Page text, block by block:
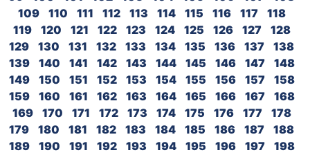
109
110 111 112 113 114 115 116 117
118
119
120 121 122 123 124 125 126 127
128
129
130 131 132 133 134 135 136 137
138
139
140 141 142 143 144 145 146 147
148
149
150 151 152 153 154 155 156 157
158
159
160 161 162 163 164 165 166 167
168
169
170 171 172 173 174 175 176 177
178
179
180 181 182 183 184 185 186 187
188
189
190 191 192 193 194 195 196 197
198